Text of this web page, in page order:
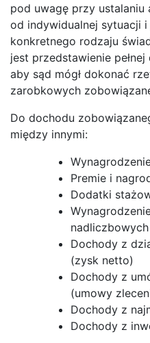
pod uwagę przy
od indywidualnej sytuacji
konkretnego rodzaju
jest przedstawienie
aby sąd mógł dokonać
zarobkowych
Do dochodu
między innymi:
Premie i
Dodatki
Dochody z
(zysk netto)
Dochody z
(umowy
Dochody z
Dochody z